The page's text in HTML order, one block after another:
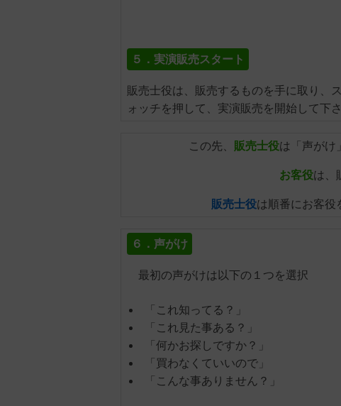
５．実演販売スタート
販売士役は、販売するものを手に取り、
ォッチを押して、実演販売を開始して下さ
この先、 販売士役は「声がけ
お客役は、
販売士役は順番にお客役
６．声がけ
最初の声がけは以下の１つを選択
「これ知ってる？」
「これ見た事ある？」
「何かお探しですか？」
「買わなくていいので」
「こんな事ありません？」